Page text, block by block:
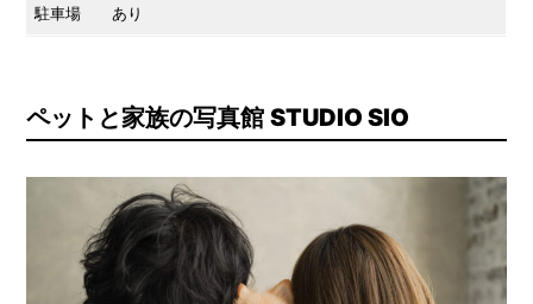
駐車場 あり
ペットと家族の写真館 STUDIO SIO